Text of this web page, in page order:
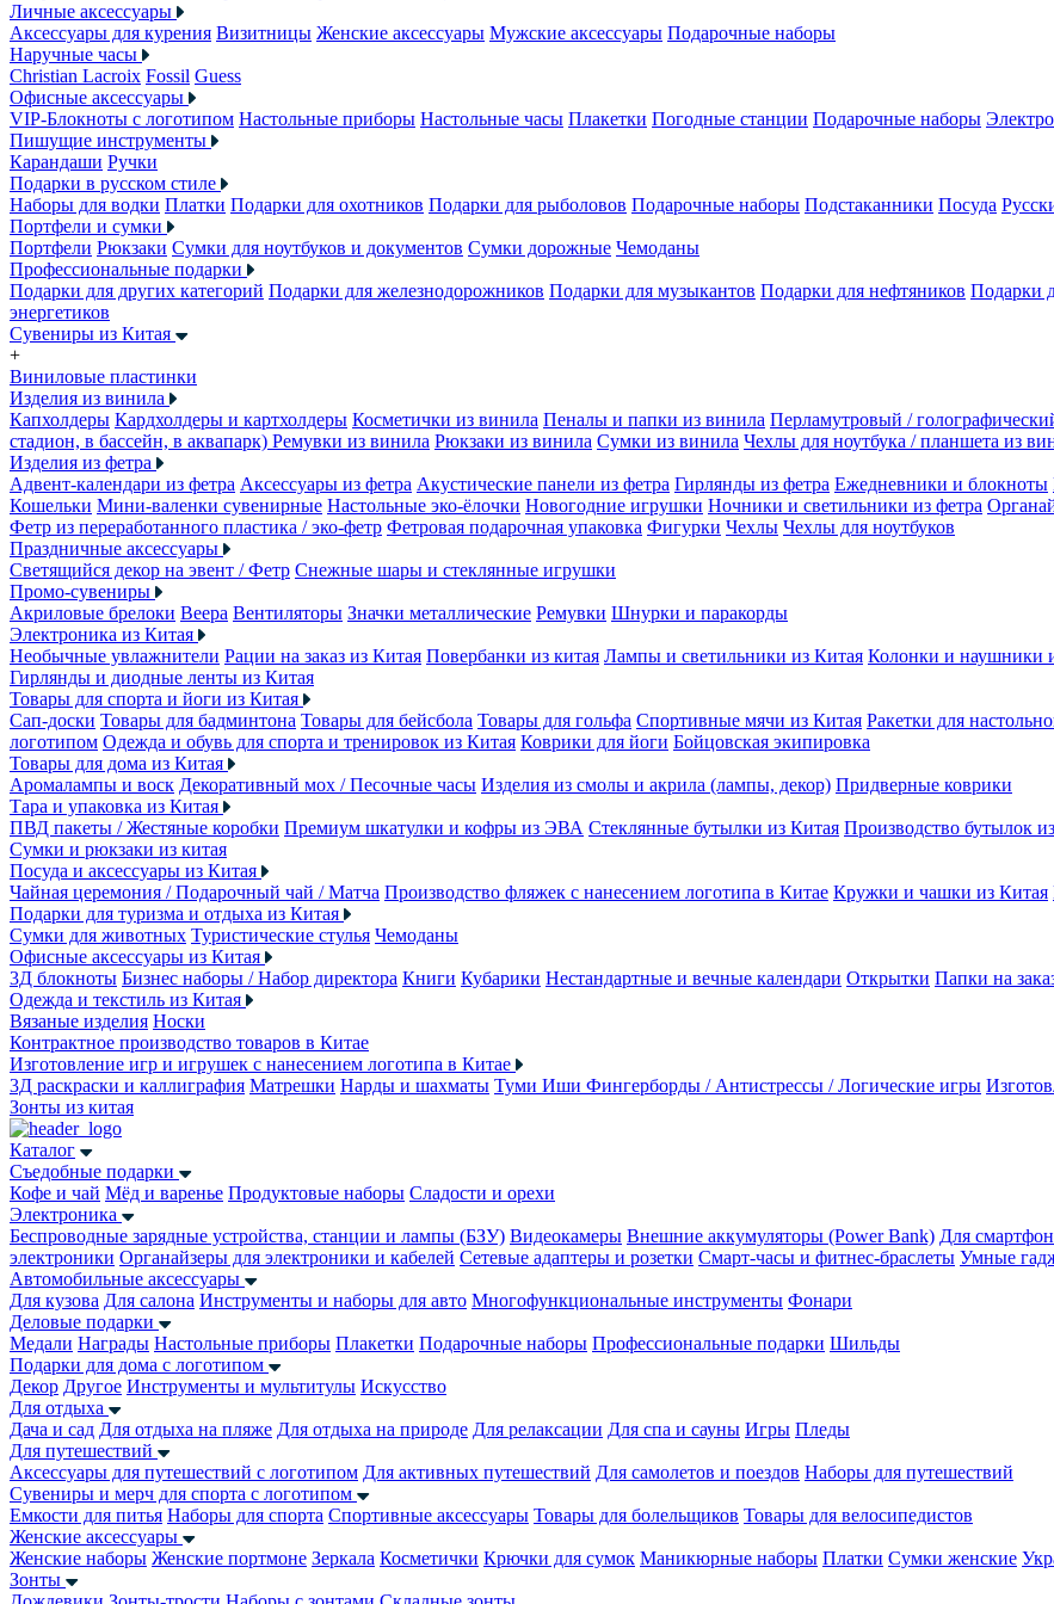
Личные аксессуары
Аксессуары для курения Визитницы Женские аксессуары Мужские аксессуары Подарочные наборы
Наручные часы
Christian Lacroix Fossil Guess
Офисные аксессуары
VIP-Блокноты с логотипом Настольные приборы Настольные часы Плакетки Погодные станции Подарочные наборы
Пишущие инструменты
Карандаши Ручки
Подарки в русском стиле
Наборы для водки Платки Подарки для охотников Подарки для рыболовов Подарочные наборы Подстаканники Посуда
Портфели и сумки
Портфели Рюкзаки Сумки для ноутбуков и документов Сумки дорожные Чемоданы
Профессиональные подарки
Подарки для других категорий Подарки для железнодорожников Подарки для музыкантов Подарки для нефтяников Подарки
энергетиков
Сувениры из Китая
+
Виниловые пластинки
Изделия из винила
Капхолдеры Кардхолдеры и картхолдеры Косметички из винила Пеналы и папки из винила Перламутровый /
стадион, в бассейн, в аквапарк) Ремувки из винила Рюкзаки из винила Сумки из винила Чехлы для ноутбука / планшета из
Изделия из фетра
Адвент-календари из фетра Аксессуары из фетра Акустические панели из фетра Гирлянды из фетра Ежедневники и блокноты
Кошельки Мини-валенки сувенирные Настольные эко-ёлочки Новогодние игрушки Ночники и светильники из фетра
Фетр из переработанного пластика / эко-фетр Фетровая подарочная упаковка Фигурки Чехлы Чехлы для ноутбуков
Праздничные аксессуары
Светящийся декор на эвент / Фетр Снежные шары и стеклянные игрушки
Промо-сувениры
Акриловые брелоки Веера Вентиляторы Значки металлические Ремувки Шнурки и паракорды
Электроника из Китая
Необычные увлажнители Рации на заказ из Китая Повербанки из китая Лампы и светильники из Китая Колонки и наушники
Гирлянды и диодные ленты из Китая
Товары для спорта и йоги из Китая
Сап-доски Товары для бадминтона Товары для бейсбола Товары для гольфа Спортивные мячи из Китая Ракетки для
логотипом Одежда и обувь для спорта и тренировок из Китая Коврики для йоги Бойцовская экипировка
Товары для дома из Китая
Аромалампы и воск Декоративный мох / Песочные часы Изделия из смолы и акрила (лампы, декор) Придверные коврики
Тара и упаковка из Китая
ПВД пакеты / Жестяные коробки Премиум шкатулки и кофры из ЭВА Стеклянные бутылки из Китая Производство бутылок
Сумки и рюкзаки из китая
Посуда и аксессуары из Китая
Чайная церемония / Подарочный чай / Матча Производство фляжек с нанесением логотипа в Китае Кружки и чашки из Китая
Подарки для туризма и отдыха из Китая
Сумки для животных Туристические стулья Чемоданы
Офисные аксессуары из Китая
3Д блокноты Бизнес наборы / Набор директора Книги Кубарики Нестандартные и вечные календари Открытки Папки на
Одежда и текстиль из Китая
Вязаные изделия Носки
Контрактное производство товаров в Китае
Изготовление игр и игрушек с нанесением логотипа в Китае
3Д раскраски и каллиграфия Матрешки Нарды и шахматы Туми Иши Фингерборды / Антистрессы / Логические игры
Зонты из китая
Каталог
Съедобные подарки
Кофе и чай Мёд и варенье Продуктовые наборы Сладости и орехи
Электроника
Беспроводные зарядные устройства, станции и лампы (БЗУ) Видеокамеры Внешние аккумуляторы (Power Bank) Для
электроники Органайзеры для электроники и кабелей Сетевые адаптеры и розетки Смарт-часы и фитнес-браслеты Умные
Автомобильные аксессуары
Для кузова Для салона Инструменты и наборы для авто Многофункциональные инструменты Фонари
Деловые подарки
Медали Награды Настольные приборы Плакетки Подарочные наборы Профессиональные подарки Шильды
Подарки для дома с логотипом
Декор Другое Инструменты и мультитулы Искусство
Для отдыха
Дача и сад Для отдыха на пляже Для отдыха на природе Для релаксации Для спа и сауны Игры Пледы
Для путешествий
Аксессуары для путешествий с логотипом Для активных путешествий Для самолетов и поездов Наборы для путешествий
Сувениры и мерч для спорта с логотипом
Емкости для питья Наборы для спорта Спортивные аксессуары Товары для болельщиков Товары для велосипедистов
Женские аксессуары
Женские наборы Женские портмоне Зеркала Косметички Крючки для сумок Маникюрные наборы Платки Сумки женские
Зонты